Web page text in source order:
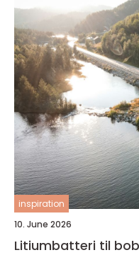
inspiration
10. June 2026
Litiumbatteri til